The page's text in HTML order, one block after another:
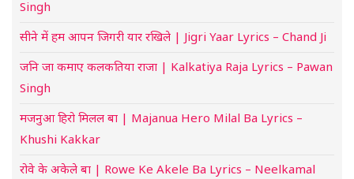
Singh
सीने में हम आपन जिगरी यार रखिले | Jigri Yaar Lyrics – Chand Ji
जनि जा कमाए कलकतिया राजा | Kalkatiya Raja Lyrics – Pawan
Singh
मजनुआ हिरो मिलल बा | Majanua Hero Milal Ba Lyrics –
Khushi Kakkar
रोवे के अकेले बा | Rowe Ke Akele Ba Lyrics – Neelkamal